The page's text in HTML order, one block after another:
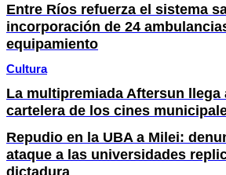
Entre Ríos refuerza el sistema
incorporación de 24
equipamiento
Cultura
La multipremiada Aftersun llega
cartelera de los cines
Repudio en la UBA a Milei:
ataque a las universidades